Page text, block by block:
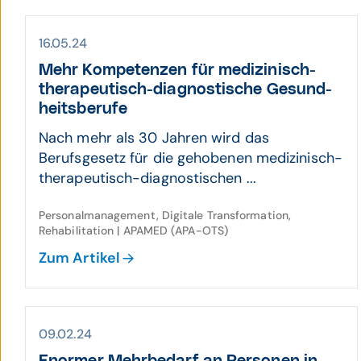
16.05.24
Mehr Kompetenzen für medizi­nisch-
thera­peutisch-diagnos­tische Gesund­
heits­berufe
Nach mehr als 30 Jahren wird das
Berufsgesetz für die gehobenen medizinisch-
therapeutisch-diagnostischen ...
Personalmanagement, Digitale Transformation,
Rehabilitation | APAMED (APA-OTS)
Zum Artikel
09.02.24